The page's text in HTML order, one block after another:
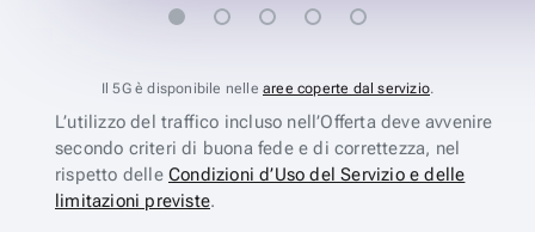
Il 5G è disponibile nelle aree coperte dal servizio.
L’utilizzo del traffico incluso nell’Offerta deve avvenire
secondo criteri di buona fede e di correttezza, nel
rispetto delle Condizioni d’Uso del Servizio e delle
limitazioni previste.